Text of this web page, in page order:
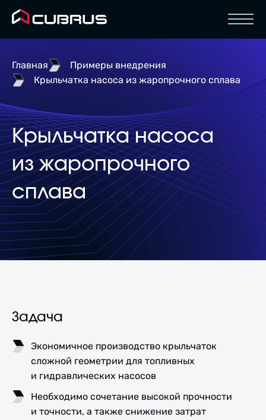
Главная
Примеры внедрения
Крыльчатка насоса из жаропрочного сплава
Крыльчатка насоса
из жаропрочного
сплава
Задача
Экономичное производство крыльчаток
сложной геометрии для топливных
и гидравлических насосов
Необходимо сочетание высокой прочности
и точности, а также снижение затрат